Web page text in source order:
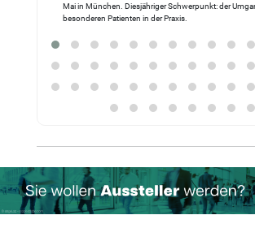
Mai in München. Diesjähriger Schwerpunkt: der
besonderen Patienten in der Praxis.